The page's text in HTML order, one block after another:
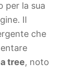
per la sua
Il
che
tree, noto